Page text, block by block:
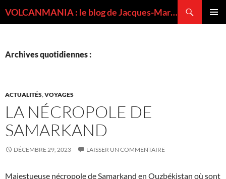
VOLCANMANIA : le blog de Jacques-Marie BARDINTZEFF, volcanologue
Archives quotidiennes :
ACTUALITÉS,VOYAGES
LA NÉCROPOLE DE
SAMARKAND
DÉCEMBRE 29, 2023 LAISSER UN COMMENTAIRE
Majestueuse nécropole de Samarkand en Ouzbékistan où sont